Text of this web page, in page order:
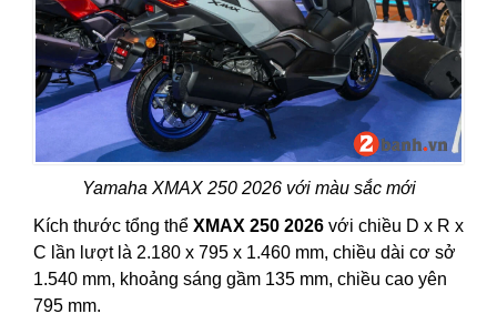
Yamaha XMAX 250 2026 với màu sắc mới
Kích thước tổng thể XMAX 250 2026 với chiều D x R x
C lần lượt là 2.180 x 795 x 1.460 mm, chiều dài cơ sở
1.540 mm, khoảng sáng gầm 135 mm, chiều cao yên
795 mm.